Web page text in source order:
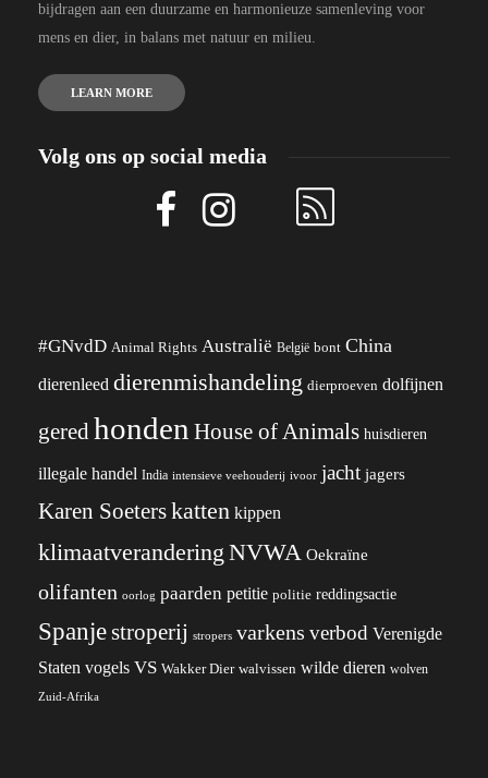
bijdragen aan een duurzame en harmonieuze samenleving voor
mens en dier, in balans met natuur en milieu.
LEARN MORE
Volg ons op social media
#GNvdD Animal Rights Australië België bont China
dierenleed dierenmishandeling dierproeven dolfijnen
geredhonden House of Animals huisdieren
illegale handel India intensieve veehouderij ivoor jacht jagers
Karen Soeterskatten kippen
klimaatverandering NVWA Oekraïne
olifanten oorlog paarden petitie politie reddingsactie
Spanjestroperij stropers varkens verbod Verenigde
Staten vogels VS Wakker Dier walvissen wilde dieren wolven
Zuid-Afrika